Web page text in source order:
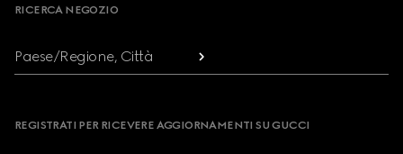
RICERCA NEGOZIO
Paese/Regione, Città
REGISTRATI PER RICEVERE AGGIORNAMENTI SU GUCCI